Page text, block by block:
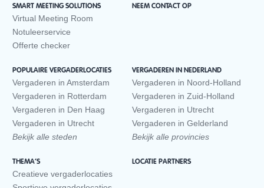
SMART MEETING SOLUTIONS
Virtual Meeting Room
Notuleerservice
Offerte checker
NEEM CONTACT OP
POPULAIRE VERGADERLOCATIES
Vergaderen in Amsterdam
Vergaderen in Rotterdam
Vergaderen in Den Haag
Vergaderen in Utrecht
Bekijk alle steden
VERGADEREN IN NEDERLAND
Vergaderen in Noord-Holland
Vergaderen in Zuid-Holland
Vergaderen in Utrecht
Vergaderen in Gelderland
Bekijk alle provincies
THEMA’S
Creatieve vergaderlocaties
LOCATIE PARTNERS